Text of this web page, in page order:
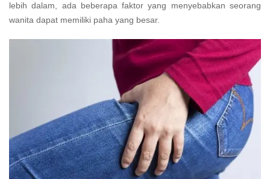
lebih dalam, ada beberapa faktor yang menyebabkan seorang
wanita dapat memiliki paha yang besar.